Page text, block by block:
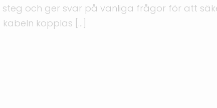
steg och ger svar på vanliga frågor för att
kopplas […]